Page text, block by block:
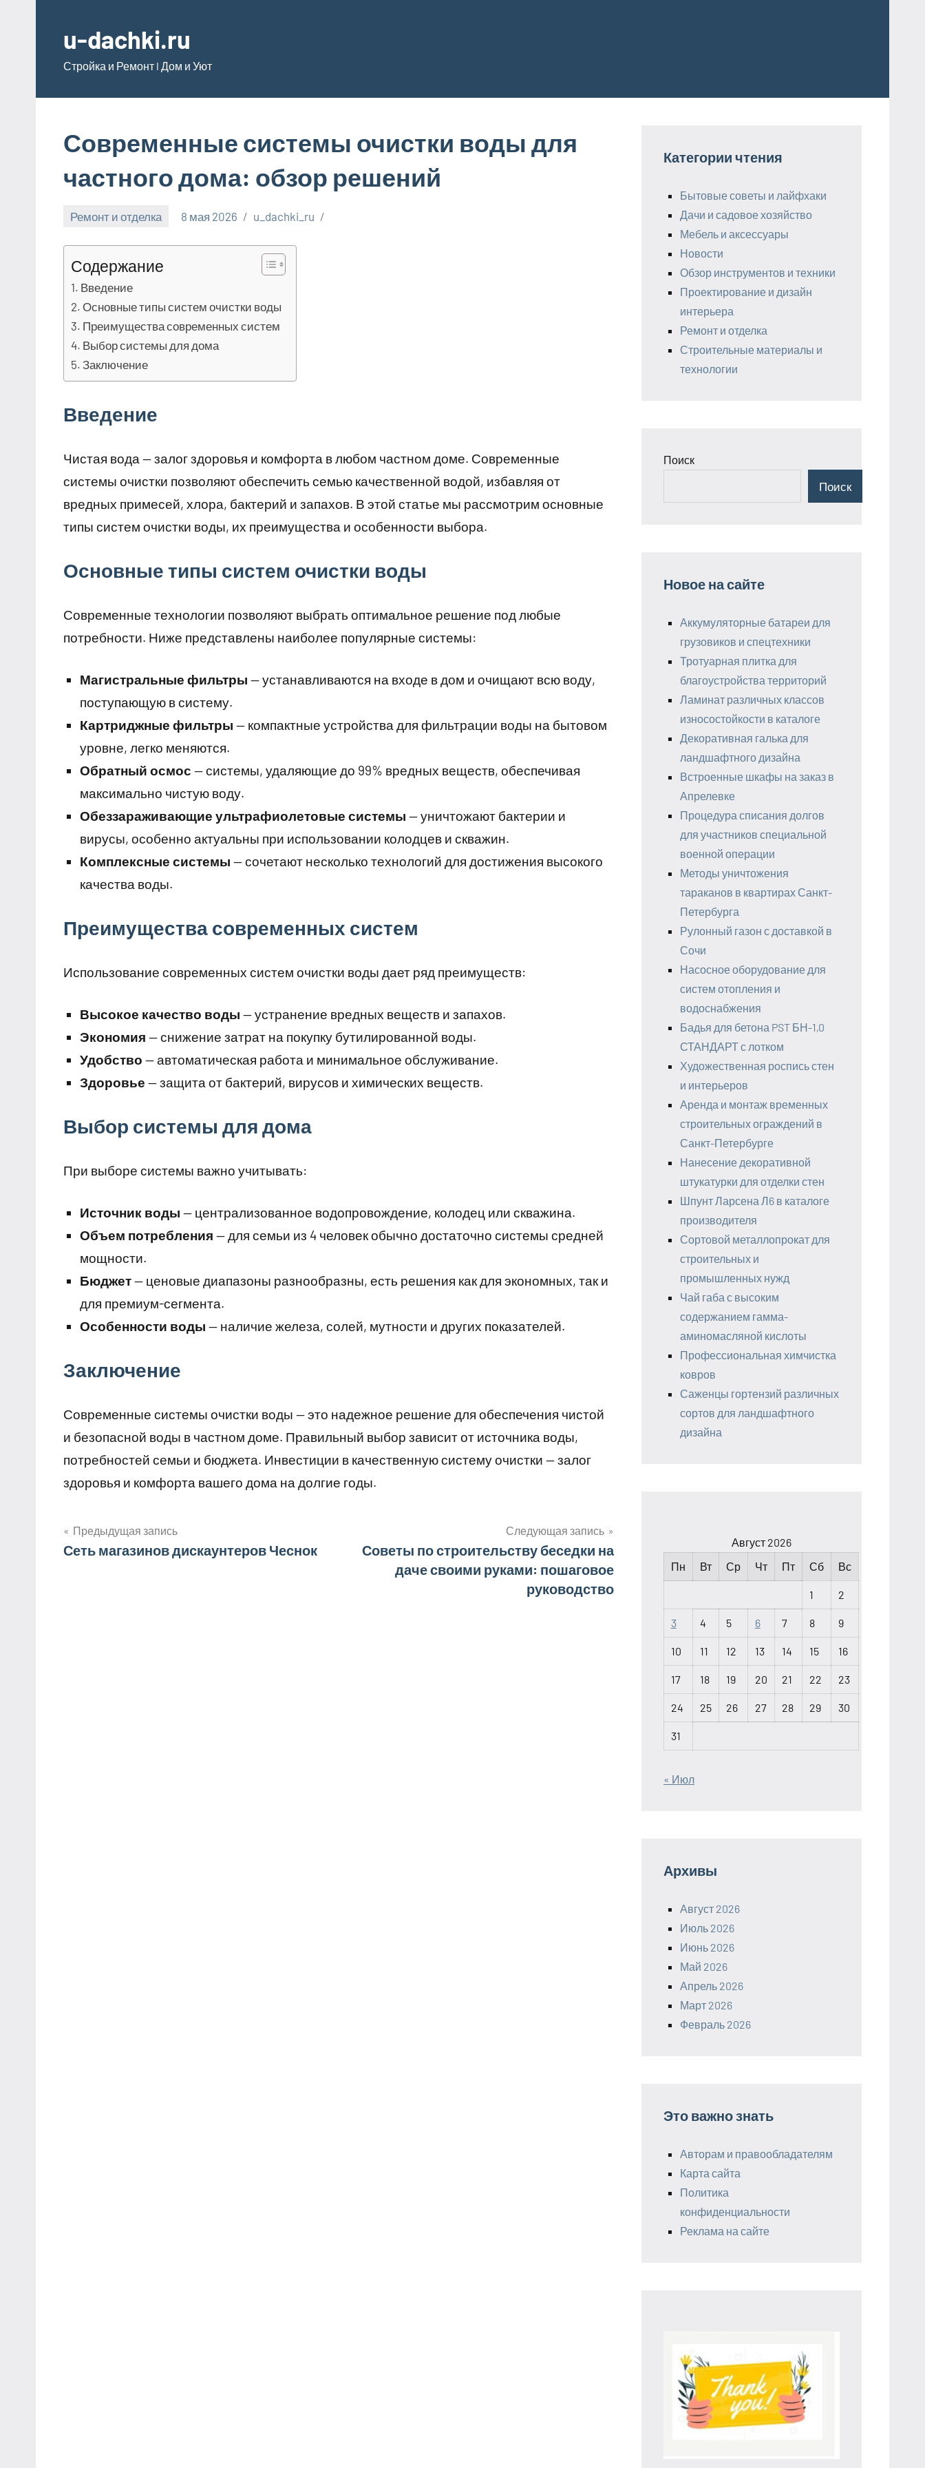
содержимому
u-dachki.ru
Стройка и Ремонт l Дом и Уют
Современные системы очистки воды для
частного дома: обзор решений
Ремонт и отделка 8 мая 2026 u_dachki_ru
Содержание
Введение
Основные типы систем очистки воды
Преимущества современных систем
Выбор системы для дома
Заключение
Введение
Чистая вода — залог здоровья и комфорта в любом частном доме. Современные
системы очистки позволяют обеспечить семью качественной водой, избавляя от
вредных примесей, хлора, бактерий и запахов. В этой статье мы рассмотрим основные
типы систем очистки воды, их преимущества и особенности выбора.
Основные типы систем очистки воды
Современные технологии позволяют выбрать оптимальное решение под любые
потребности. Ниже представлены наиболее популярные системы:
Магистральные фильтры — устанавливаются на входе в дом и очищают всю воду,
поступающую в систему.
Картриджные фильтры — компактные устройства для фильтрации воды на бытовом
уровне, легко меняются.
Обратный осмос — системы, удаляющие до 99% вредных веществ, обеспечивая
максимально чистую воду.
Обеззараживающие ультрафиолетовые системы — уничтожают бактерии и
вирусы, особенно актуальны при использовании колодцев и скважин.
Комплексные системы — сочетают несколько технологий для достижения высокого
качества воды.
Преимущества современных систем
Использование современных систем очистки воды дает ряд преимуществ:
Высокое качество воды — устранение вредных веществ и запахов.
Экономия — снижение затрат на покупку бутилированной воды.
Удобство — автоматическая работа и минимальное обслуживание.
Здоровье — защита от бактерий, вирусов и химических веществ.
Выбор системы для дома
При выборе системы важно учитывать:
Источник воды — централизованное водопровождение, колодец или скважина.
Объем потребления — для семьи из 4 человек обычно достаточно системы средней
мощности.
Бюджет— ценовые диапазоны разнообразны, есть решения как для экономных, так и
для премиум-сегмента.
Особенности воды — наличие железа, солей, мутности и других показателей.
Заключение
Современные системы очистки воды — это надежное решение для обеспечения чистой
и безопасной воды в частном доме. Правильный выбор зависит от источника воды,
потребностей семьи и бюджета. Инвестиции в качественную систему очистки — залог
здоровья и комфорта вашего дома на долгие годы.
Навигация
Предыдущая запись
Сеть магазинов дискаунтеров Чеснок
Следующая запись
Советы по строительству беседки на
даче своими руками: пошаговое
руководство
Категории чтения
Бытовые советы и лайфхаки
Дачи и садовое хозяйство
Мебель и аксессуары
Новости
Обзор инструментов и техники
Проектирование и дизайн
интерьера
Ремонт и отделка
Строительные материалы и
технологии
Поиск
Поиск
Новое на сайте
Аккумуляторные батареи для
грузовиков и спецтехники
Тротуарная плитка для
благоустройства территорий
Ламинат различных классов
износостойкости в каталоге
Декоративная галька для
ландшафтного дизайна
Встроенные шкафы на заказ в
Апрелевке
Процедура списания долгов
для участников специальной
военной операции
Методы уничтожения
тараканов в квартирах Санкт-
Петербурга
Рулонный газон с доставкой в
Сочи
Насосное оборудование для
систем отопления и
водоснабжения
Бадья для бетона PST БН-1,0
СТАНДАРТ с лотком
Художественная роспись стен
и интерьеров
Аренда и монтаж временных
строительных ограждений в
Санкт-Петербурге
Нанесение декоративной
штукатурки для отделки стен
Шпунт Ларсена Л6 в каталоге
производителя
Сортовой металлопрокат для
строительных и
промышленных нужд
Чай габа с высоким
содержанием гамма-
аминомасляной кислоты
Профессиональная химчистка
ковров
Саженцы гортензий различных
сортов для ландшафтного
дизайна
Август 2026
Пн
Вт Ср Чт Пт Сб Вс
1 2
3 4 5 6 7 8 9
10 11 12 13 14 15 16
17 18 19 20 21 22 23
24 25 26 27 28 29 30
31
« Июл
Архивы
Август 2026
Июль 2026
Июнь 2026
Май 2026
Апрель 2026
Март 2026
Февраль 2026
Это важно знать
Авторам и правообладателям
Карта сайта
Политика
конфиденциальности
Реклама на сайте